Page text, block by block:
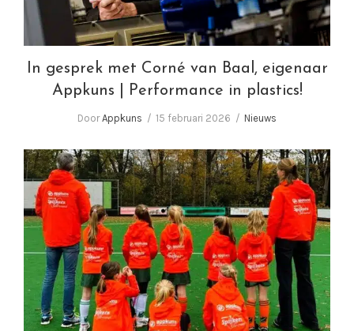
In gesprek met Corné van Baal, eigenaar
Appkuns | Performance in plastics!
DoorAppkuns 15 februari 2026 Nieuws
De kracht van sport!